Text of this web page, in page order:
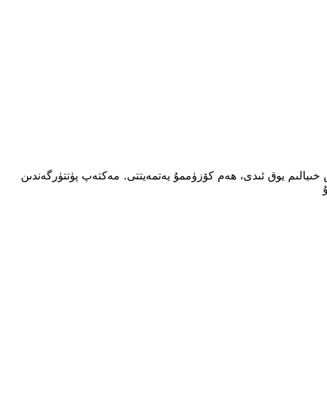
يوق ئىدى، ھەم كۆزۈممۇ يەتمەيتتى. مەكتەپ پۈتتۈرگەندىن